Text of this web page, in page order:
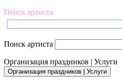
Поиск артиста
Поиск артиста
Организация праздников | Услуги
Организация праздников | Услуги